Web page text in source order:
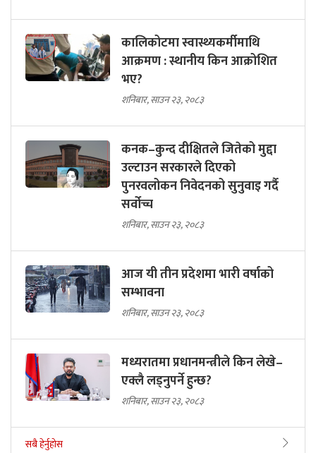
कालिकोटमा स्वास्थ्यकर्मीमाथि
आक्रमण : स्थानीय किन आक्रोशित
भए?
शनिबार, साउन २३, २०८३
कनक–कुन्द दीक्षितले जितेको मुद्दा
उल्टाउन सरकारले दिएको
पुनरवलोकन निवेदनको सुनुवाइ गर्दै
सर्वोच्च
शनिबार, साउन २३, २०८३
आज यी तीन प्रदेशमा भारी वर्षाको
सम्भावना
शनिबार, साउन २३, २०८३
मध्यरातमा प्रधानमन्त्रीले किन लेखे–
एक्लै लड्नुपर्ने हुन्छ?
शनिबार, साउन २३, २०८३
सबै हेर्नुहोस